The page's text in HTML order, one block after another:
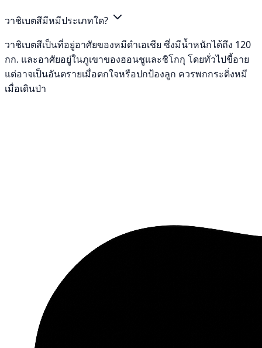
วาชิเบตสึมีหมีประเภทใด?
วาชิเบตสึเป็นที่อยู่อาศัยของหมีดำเอเชีย ซึ่งมีน้ำหนักได้ถึง 120
กก. และอาศัยอยู่ในภูเขาของฮอนชูและชิโกกุ โดยทั่วไปขี้อาย
แต่อาจเป็นอันตรายเมื่อตกใจหรือปกป้องลูก ควรพกกระดิ่งหมี
เมื่อเดินป่า